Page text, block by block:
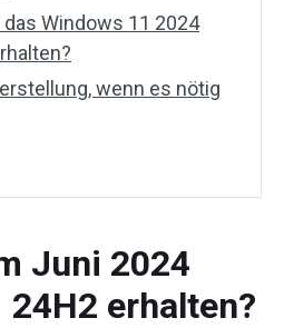
das Windows 11 2024
wenn es nötig
Juni 2024
erhalten?